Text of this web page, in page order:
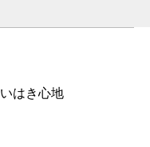
はき心地